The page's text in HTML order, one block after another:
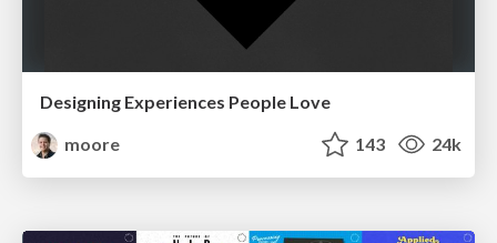
Designing Experiences People Love
moore
143 24k